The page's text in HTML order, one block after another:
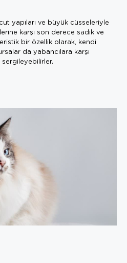
yapıları ve büyük cüsseleriyle
karşı son derece sadık ve
bir özellik olarak, kendi
da yabancılara karşı